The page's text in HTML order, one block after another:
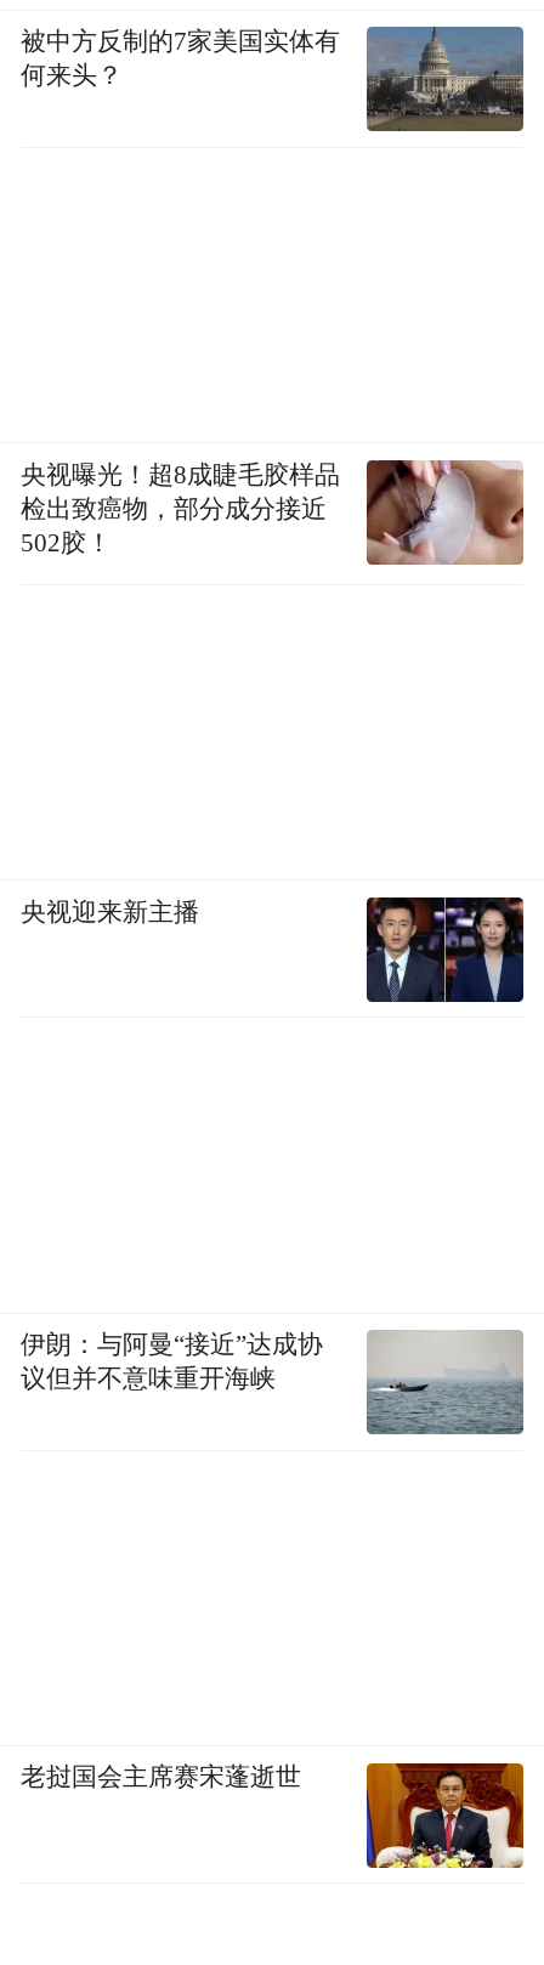
被中方反制的7家美国实体有
何来头？
央视曝光！超8成睫毛胶样品
检出致癌物，部分成分接近
502胶！
央视迎来新主播
伊朗：与阿曼“接近”达成协
议但并不意味重开海峡
老挝国会主席赛宋蓬逝世